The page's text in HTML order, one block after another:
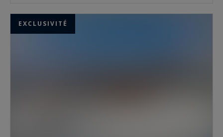
EXCLUSIVITÉ